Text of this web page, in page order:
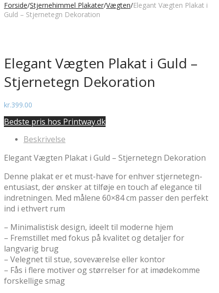
Forside/Stjernehimmel Plakater/Vægten/Elegant Vægten Plakat i
Guld – Stjernetegn Dekoration
Elegant Vægten Plakat i Guld –
Stjernetegn Dekoration
kr.399.00
Bedste pris hos Printway.dk
Beskrivelse
Elegant Vægten Plakat i Guld – Stjernetegn Dekoration
Denne plakat er et must-have for enhver stjernetegn-
entusiast, der ønsker at tilføje en touch af elegance til
indretningen. Med målene 60×84 cm passer den perfekt
ind i ethvert rum
– Minimalistisk design, ideelt til moderne hjem
– Fremstillet med fokus på kvalitet og detaljer for
langvarig brug
– Velegnet til stue, soveværelse eller kontor
– Fås i flere motiver og størrelser for at imødekomme
forskellige smag